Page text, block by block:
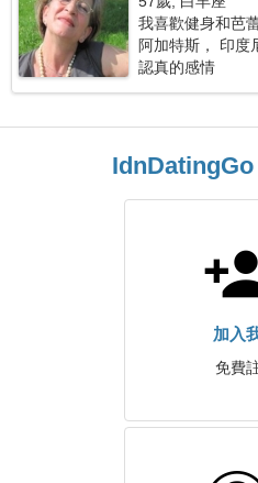
我喜歡健身和芭
阿加特斯， 印度
認真的感情
加入
免費